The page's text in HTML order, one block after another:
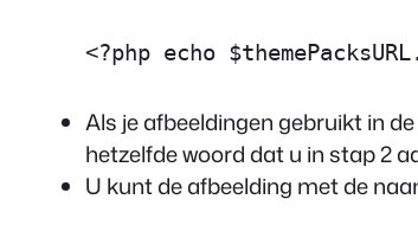
<?php echo
Als je afbeeldingen gebruikt in de
hetzelfde woord dat u in stap 2
U kunt de afbeelding met de